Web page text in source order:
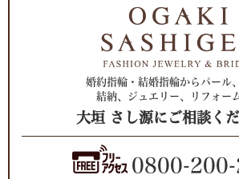
婚約指輪・結婚指輪からパール
結納、ジュエリー、リフォー
大垣 さし源にご相談くだ
0800-